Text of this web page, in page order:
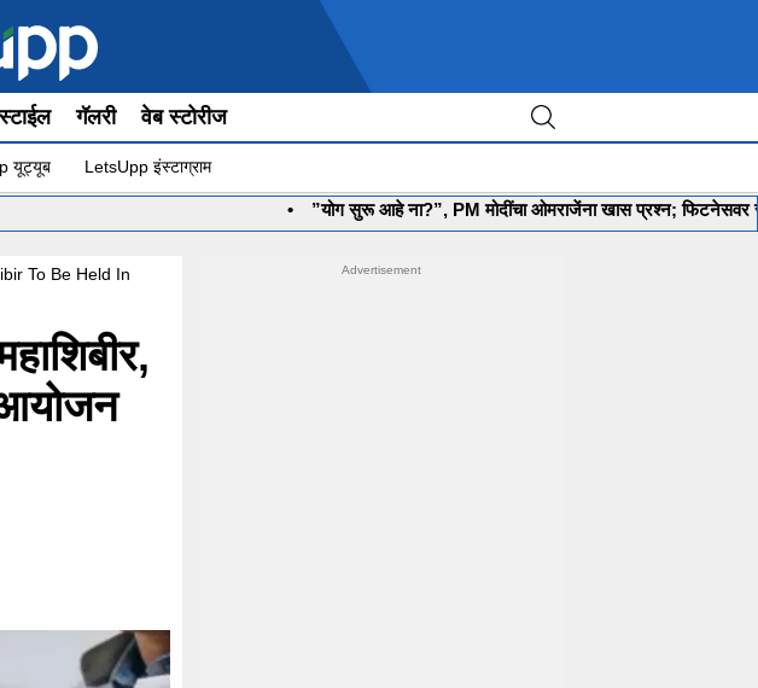
गॅलरी वेब स्टोरीज
यूट्यूब LetsUpp इंस्टाग्राम
”योग सुरू आहे ना?”, PM मोदींचा ओमराजेंना खास प्रश्न; फिटनेसवर रंगली चर्चा
To Be Held In